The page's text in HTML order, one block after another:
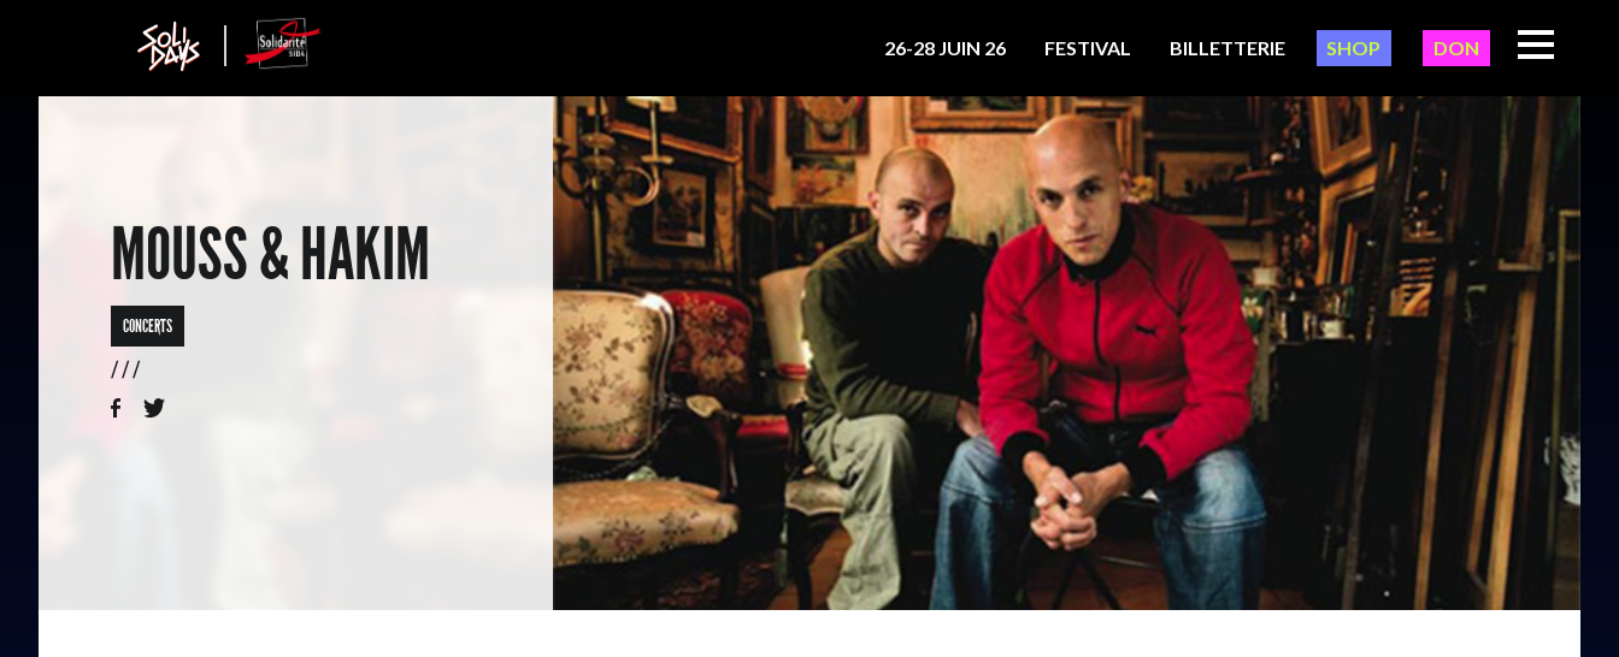
26-28 JUIN 26 FESTIVAL BILLETTERIE SHOP DON
MOUSS & HAKIM
CONCERTS
/ / /